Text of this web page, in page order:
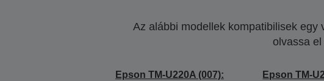
Az alábbi modellek kompatibilisek egy
olvassa
Epson TM-U220A (007):
Epson TM-